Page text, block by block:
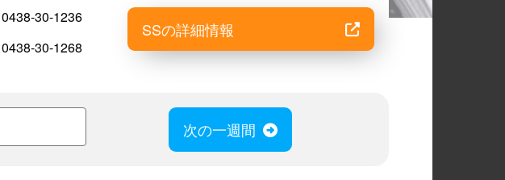
0438-30-1236
0438-30-1268
SSの詳細情報
次の一週間